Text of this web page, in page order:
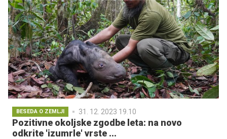
BESEDA O ZEMLJI 31. 12. 2023 19.10
Pozitivne okoljske zgodbe leta: na novo
odkrite 'izumrle' vrste ...